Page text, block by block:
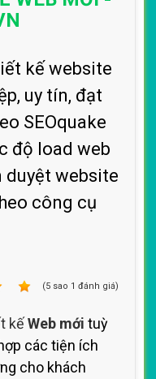
kế website
uy tín, đạt
SEOquake
độ load web
website
công cụ
(5 sao 1 đánh giá)
kếWeb mới tuỳ
các tiện ích
cho khách